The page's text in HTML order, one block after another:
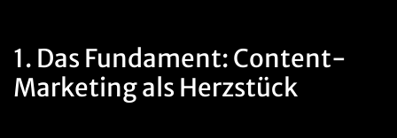
1. Das Fundament: Content-
Marketing als Herzstück